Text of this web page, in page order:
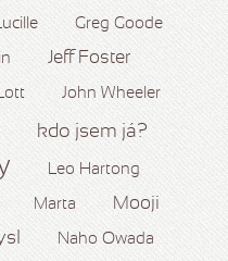
Greg Goode
Jeff Foster
John Wheeler
kdo jsem já?
Leo Hartong
Marta Mooji
Naho Owada